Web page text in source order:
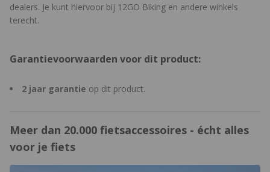
dealers. Je kunt hiervoor bij 12GO Biking en andere winkels
terecht.
Garantievoorwaarden voor dit product:
2 jaar garantie op dit product.
Meer dan 20.000 fietsaccessoires - écht alles
voor je fiets
https://www.12gobiking.nl/winkel